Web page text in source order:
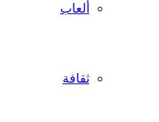
ألعاب
ثقافة